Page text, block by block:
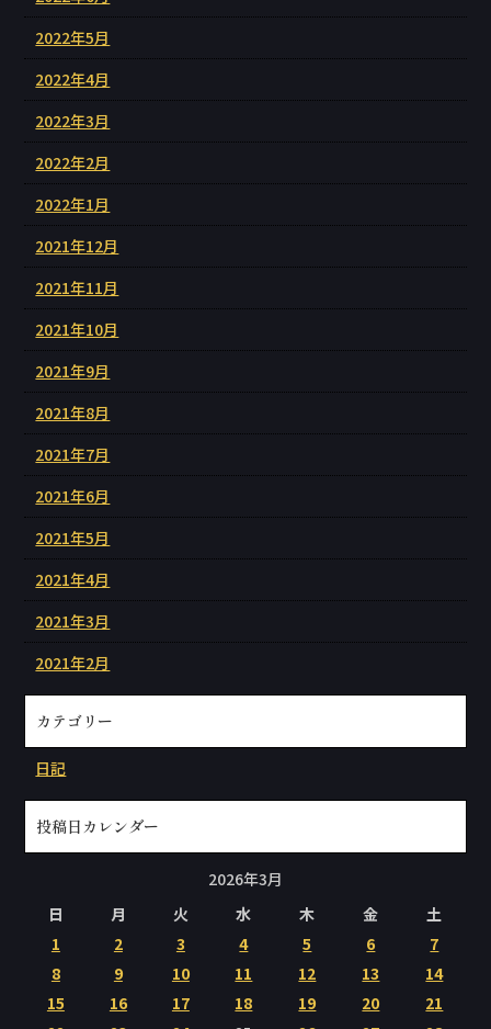
2022年5月
2022年4月
2022年3月
2022年2月
2022年1月
2021年12月
2021年11月
2021年10月
2021年9月
2021年8月
2021年7月
2021年6月
2021年5月
2021年4月
2021年3月
2021年2月
カテゴリー
日記
投稿日カレンダー
2026年3月
日
月 火 水 木 金
土
1
2 3 4 5 6
7
8
9 10 11 12 13
14
15
16 17 18 19 20
21